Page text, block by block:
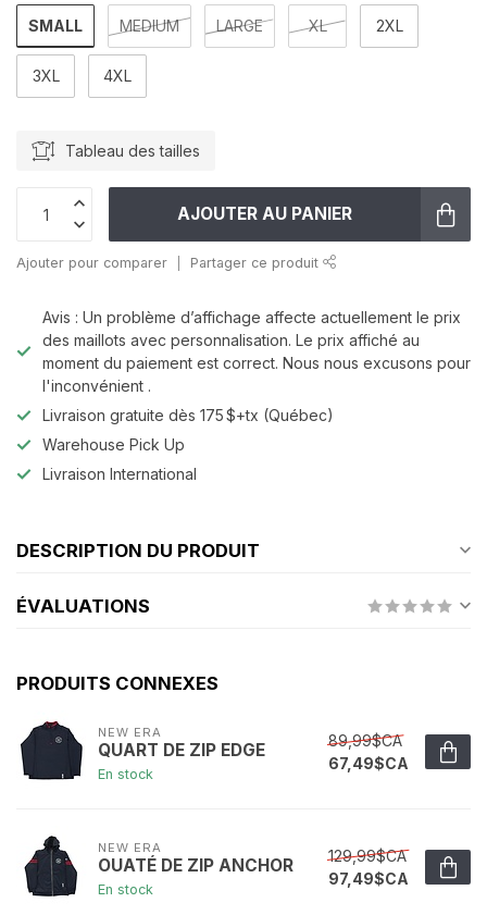
SMALL MEDIUM LARGE XL 2XL
3XL 4XL
Tableau des tailles
AJOUTER AU PANIER
Ajouter pour comparer Partager ce produit
Avis : Un problème d’affichage affecte actuellement le prix
des maillots avec personnalisation. Le prix affiché au
moment du paiement est correct. Nous nous excusons pour
l'inconvénient .
Livraison gratuite dès 175 $+tx (Québec)
Warehouse Pick Up
Livraison International
DESCRIPTION DU PRODUIT
ÉVALUATIONS
PRODUITS CONNEXES
NEW ERA
QUART DE ZIP EDGE
En stock
89,99$CA
67,49$CA
NEW ERA
OUATÉ DE ZIP ANCHOR
En stock
129,99$CA
97,49$CA